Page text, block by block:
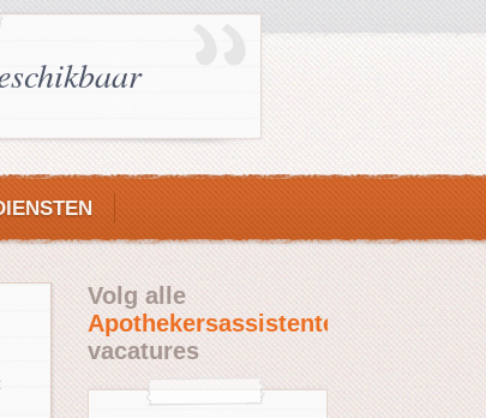
Volg alle
Apothekersassistente
vacatures